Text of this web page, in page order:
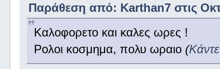
Παράθεση από: Karthan7 στις
Καλοφορετο και καλες ωρες !
Ρολοι κοσμημα, πολυ ωραιο (